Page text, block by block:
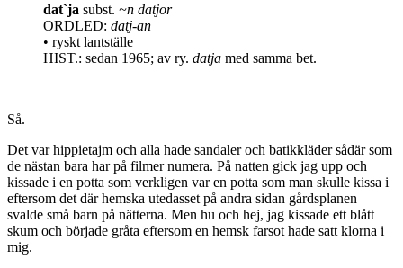
dat`ja subst. ~n datjor
ORDLED: datj-an
• ryskt lantställe
HIST.: sedan 1965; av ry. datja med samma bet.
Så.
Det var hippietajm och alla hade sandaler och batikkläder sådär som
de nästan bara har på filmer numera. På natten gick jag upp och
kissade i en potta som verkligen var en potta som man skulle kissa i
eftersom det där hemska utedasset på andra sidan gårdsplanen
svalde små barn på nätterna. Men hu och hej, jag kissade ett blått
skum och började gråta eftersom en hemsk farsot hade satt klorna i
mig.